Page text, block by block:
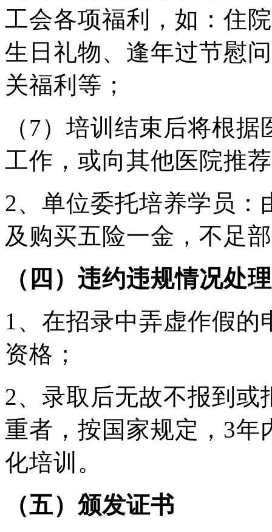
工会各项福利，如：住
生日礼物、逢年过节慰
关福利等；
（7）培训结束后将根
工作，或向其他医院推
2、单位委托培养学员
及购买五险一金，不足
（四）违约违规情况处理
1、在招录中弄虚作假
资格；
2、录取后无故不报到
重者，按国家规定，3
化培训。
（五）颁发证书